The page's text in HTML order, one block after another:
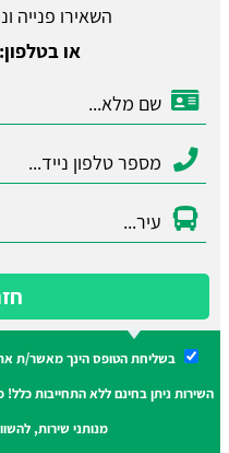
השאירו פנייה
או
בשליחת הטופס הינך מאשר/ת
השירות ניתן בחינם ללא התחייבות
מנותני שירות,